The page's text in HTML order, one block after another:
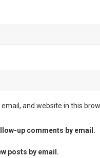
email, and website in this
up comments by email.
posts by email.